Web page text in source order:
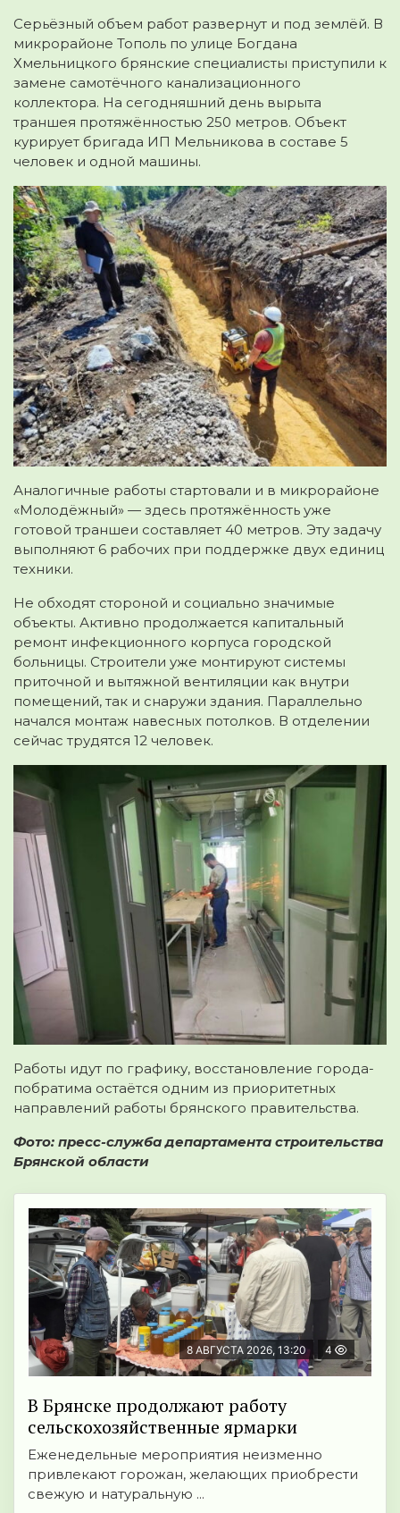
Серьёзный объем работ развернут и под землёй. В
микрорайоне Тополь по улице Богдана
Хмельницкого брянские специалисты приступили к
замене самотёчного канализационного
коллектора. На сегодняшний день вырыта
траншея протяжённостью 250 метров. Объект
курирует бригада ИП Мельникова в составе 5
человек и одной машины.
Аналогичные работы стартовали и в микрорайоне
«Молодёжный» — здесь протяжённость уже
готовой траншеи составляет 40 метров. Эту задачу
выполняют 6 рабочих при поддержке двух единиц
техники.
Не обходят стороной и социально значимые
объекты. Активно продолжается капитальный
ремонт инфекционного корпуса городской
больницы. Строители уже монтируют системы
приточной и вытяжной вентиляции как внутри
помещений, так и снаружи здания. Параллельно
начался монтаж навесных потолков. В отделении
сейчас трудятся 12 человек.
Работы идут по графику, восстановление города-
побратима остаётся одним из приоритетных
направлений работы брянского правительства.
Фото: пресс-служба департамента строительства
Брянской области
8 АВГУСТА 2026, 13:20 4
В Брянске продолжают работу
сельскохозяйственные ярмарки
Еженедельные мероприятия неизменно
привлекают горожан, желающих приобрести
свежую и натуральную ...